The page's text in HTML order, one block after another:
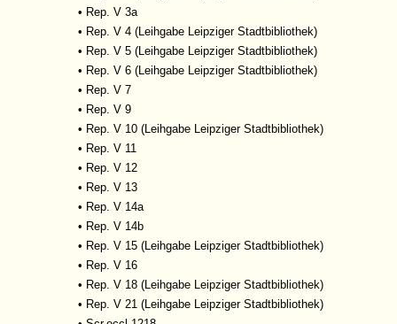
• Rep. V 3a
• Rep. V 4 (Leihgabe Leipziger Stadtbibliothek)
• Rep. V 5 (Leihgabe Leipziger Stadtbibliothek)
• Rep. V 6 (Leihgabe Leipziger Stadtbibliothek)
• Rep. V 7
• Rep. V 9
• Rep. V 10 (Leihgabe Leipziger Stadtbibliothek)
• Rep. V 11
• Rep. V 12
• Rep. V 13
• Rep. V 14a
• Rep. V 14b
• Rep. V 15 (Leihgabe Leipziger Stadtbibliothek)
• Rep. V 16
• Rep. V 18 (Leihgabe Leipziger Stadtbibliothek)
• Rep. V 21 (Leihgabe Leipziger Stadtbibliothek)